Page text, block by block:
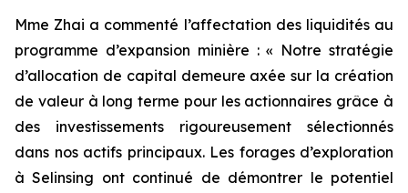
Mme Zhai a commenté l’affectation des liquidités au
programme d’expansion minière : « Notre stratégie
d’allocation de capital demeure axée sur la création
de valeur à long terme pour les actionnaires grâce à
des investissements rigoureusement sélectionnés
dans nos actifs principaux. Les forages d’exploration
à Selinsing ont continué de démontrer le potentiel